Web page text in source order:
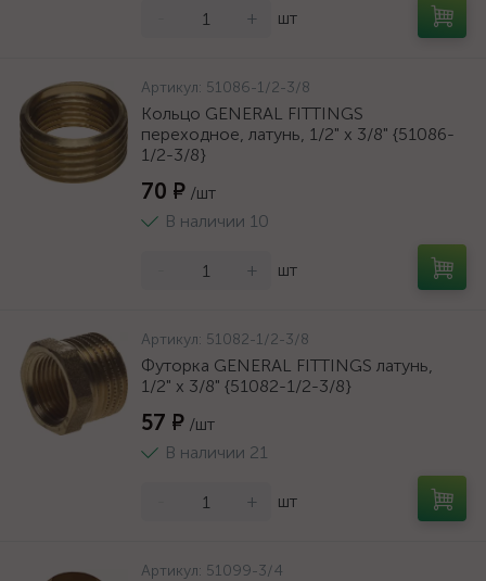
+ шт
Артикул: 51086-1/2-3/8
Кольцо GENERAL FITTINGS
переходное, латунь, 1/2" х 3/8" {51086-
1/2-3/8}
70 ₽ /шт
В наличии 10
+ шт
Артикул: 51082-1/2-3/8
Футорка GENERAL FITTINGS латунь,
1/2" х 3/8" {51082-1/2-3/8}
57 ₽ /шт
В наличии 21
+ шт
Артикул: 51099-3/4